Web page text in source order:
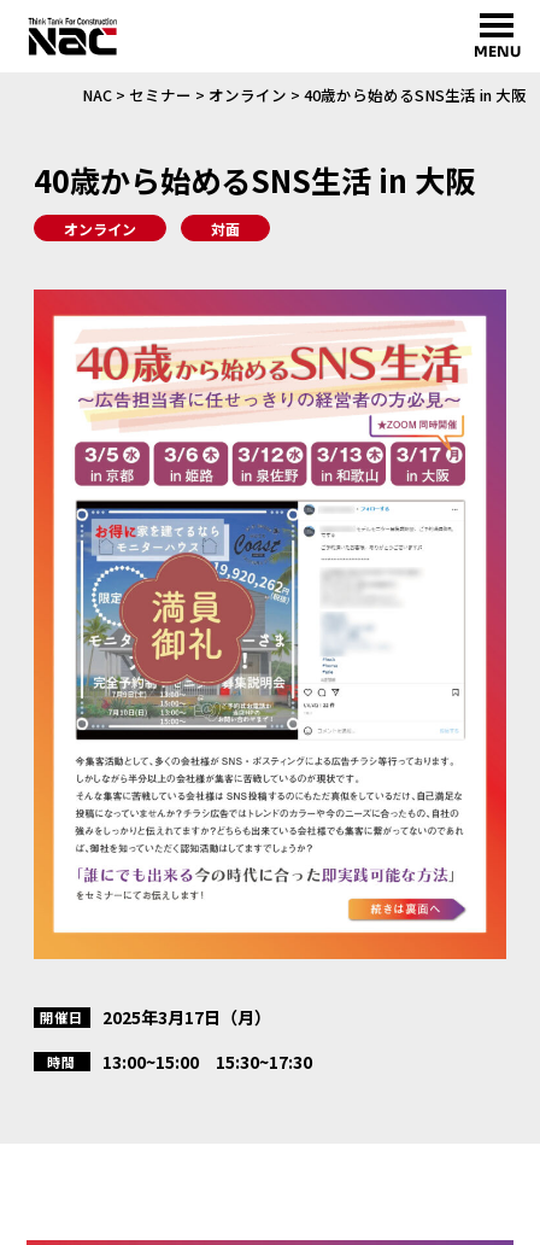
MENU
NAC> セミナー > オンライン > 40歳から始めるSNS生活 in 大阪
40歳から始めるSNS生活 in 大阪
オンライン 対面
開催日 2025年3月17日（月）
時間 13:00~15:00 15:30~17:30